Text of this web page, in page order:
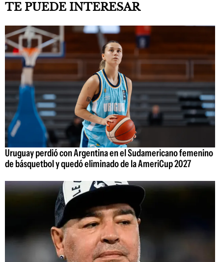
TE PUEDE INTERESAR
Uruguay perdió con Argentina en el Sudamericano femenino
de básquetbol y quedó eliminado de la AmeriCup 2027